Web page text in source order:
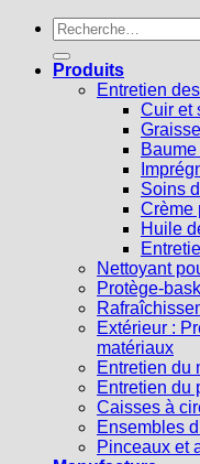
Recherche
pour :
Produits
Entretien
Cuir et
Soins
Crème
Huile
Nettoyant
Protège-
Extérieur :
matériaux
Entretien du
Entretien du
Caisses à
Ensembles
Pinceaux et